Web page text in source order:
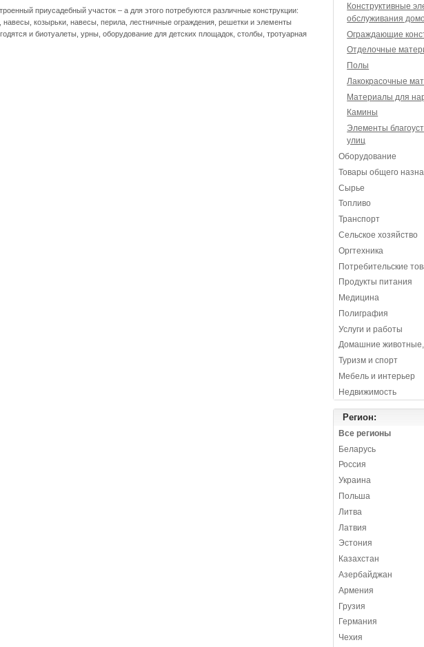
приусадебный участок – а для этого потребуются различные конструкции:
козырьки, навесы, перила, лестничные ограждения, решетки и элементы
и биотуалеты, урны, оборудование для детских площадок, столбы, тротуарная
Конструктивные
обслуживания
Ограждающие
Отделочные
Полы
Лакокрасочные
Материалы для
Камины
Элементы
улиц
Оборудование
Товары общего
Сырье
Топливо
Транспорт
Сельское хозяйство
Оргтехника
Потребительские
Продукты питания
Медицина
Полиграфия
Услуги и работы
Домашние животные,
Туризм и спорт
Мебель и интерьер
Недвижимость
Регион:
Все регионы
Беларусь
Россия
Украина
Польша
Литва
Латвия
Эстония
Казахстан
Азербайджан
Армения
Грузия
Германия
Чехия